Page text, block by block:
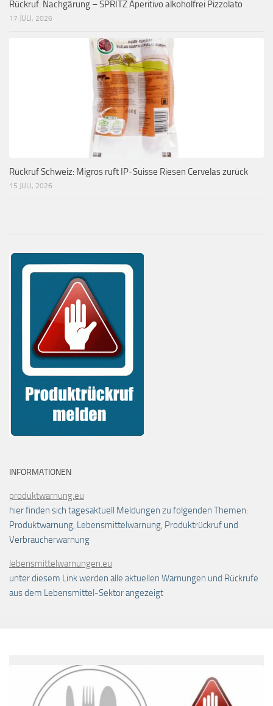
Rückruf: Nachgärung – SPRITZ Aperitivo alkoholfrei Pizzolato
17 JULI, 2026
Rückruf Schweiz: Migros ruft IP-Suisse Riesen Cervelas zurück
15 JULI, 2026
INFORMATIONEN
produktwarnung.eu
hier finden sich tagesaktuell Meldungen zu folgenden Themen:
Produktwarnung, Lebensmittelwarnung, Produktrückruf und
Verbraucherwarnung
lebensmittelwarnungen.eu
unter diesem Link werden alle aktuellen Warnungen und Rückrufe
aus dem Lebensmittel-Sektor angezeigt